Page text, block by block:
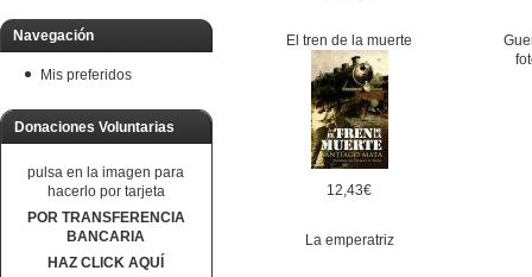
Navegación
Mis preferidos
Donaciones Voluntarias
pulsa en la imagen para
hacerlo por tarjeta
POR TRANSFERENCIA
BANCARIA
HAZ CLICK AQUÍ
El tren de la muerte
12,43€
La emperatriz